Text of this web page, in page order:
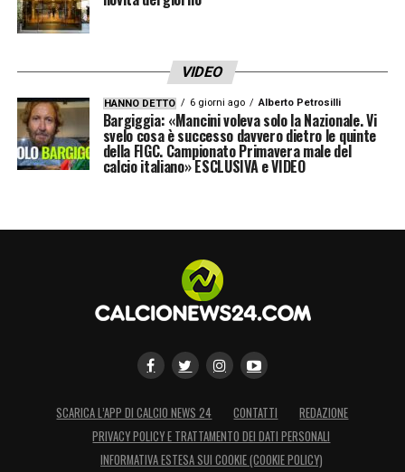
VIDEO
HANNO DETTO 6 giorni ago Alberto Petrosilli
Bargiggia: «Mancini voleva solo la Nazionale. Vi
svelo cosa è successo davvero dietro le quinte
della FIGC. Campionato Primavera male del
calcio italiano» ESCLUSIVA e VIDEO
SCARICA L’APP DI CALCIO NEWS 24 CONTATTI
REDAZIONE
PRIVACY POLICY E TRATTAMENTO DEI DATI PERSONALI
INFORMATIVA ESTESA SUI COOKIE (COOKIE POLICY)